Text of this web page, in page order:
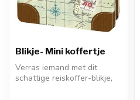
Blikje- Mini koffertje
Verras iemand met dit
schattige reiskoffer-blikje,